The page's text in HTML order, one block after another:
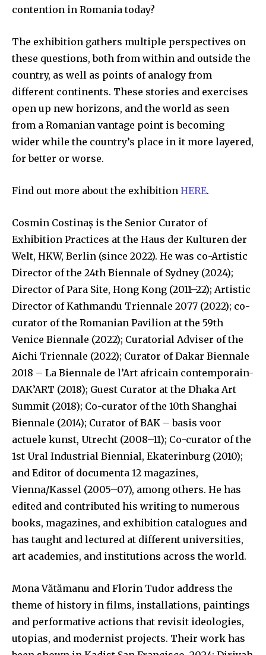
contention in Romania today?
The exhibition gathers multiple perspectives on
these questions, both from within and outside the
country, as well as points of analogy from
different continents. These stories and exercises
open up new horizons, and the world as seen
from a Romanian vantage point is becoming
wider while the country’s place in it more layered,
for better or worse.
Find out more about the exhibition HERE.
Cosmin Costinaș is the Senior Curator of
Exhibition Practices at the Haus der Kulturen der
Welt, HKW, Berlin (since 2022). He was co-Artistic
Director of the 24th Biennale of Sydney (2024);
Director of Para Site, Hong Kong (2011–22); Artistic
Director of Kathmandu Triennale 2077 (2022); co-
curator of the Romanian Pavilion at the 59th
Venice Biennale (2022); Curatorial Adviser of the
Aichi Triennale (2022); Curator of Dakar Biennale
2018 – La Biennale de l’Art africain contemporain-
DAK’ART (2018); Guest Curator at the Dhaka Art
Summit (2018); Co-curator of the 10th Shanghai
Biennale (2014); Curator of BAK – basis voor
actuele kunst, Utrecht (2008–11); Co-curator of the
1st Ural Industrial Biennial, Ekaterinburg (2010);
and Editor of documenta 12 magazines,
Vienna/Kassel (2005–07), among others. He has
edited and contributed his writing to numerous
books, magazines, and exhibition catalogues and
has taught and lectured at different universities,
art academies, and institutions across the world.
Mona Vătămanu and Florin Tudor address the
theme of history in films, installations, paintings
and performative actions that revisit ideologies,
utopias, and modernist projects. Their work has